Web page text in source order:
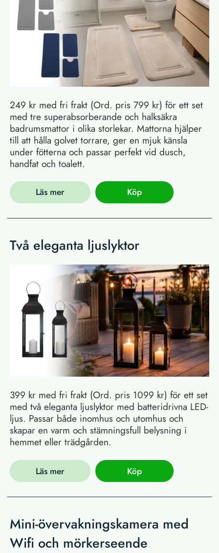
249 kr med fri frakt (Ord. pris 799 kr) för ett set
med tre superabsorberande och halksäkra
badrumsmattor i olika storlekar. Mattorna hjälper
till att hålla golvet torrare, ger en mjuk känsla
under fötterna och passar perfekt vid dusch,
handfat och toalett.
Läs mer Köp
Två eleganta ljuslyktor
399 kr med fri frakt (Ord. pris 1099 kr) för ett set
med två eleganta ljuslyktor med batteridrivna LED-
ljus. Passar både inomhus och utomhus och
skapar en varm och stämningsfull belysning i
hemmet eller trädgården.
Läs mer Köp
Mini-övervakningskamera med
Wifi och mörkerseende